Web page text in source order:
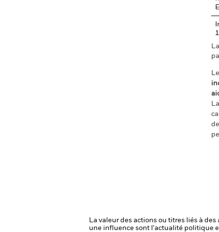
La valeur des actions ou titres liés à
une influence sont l'actualité politique